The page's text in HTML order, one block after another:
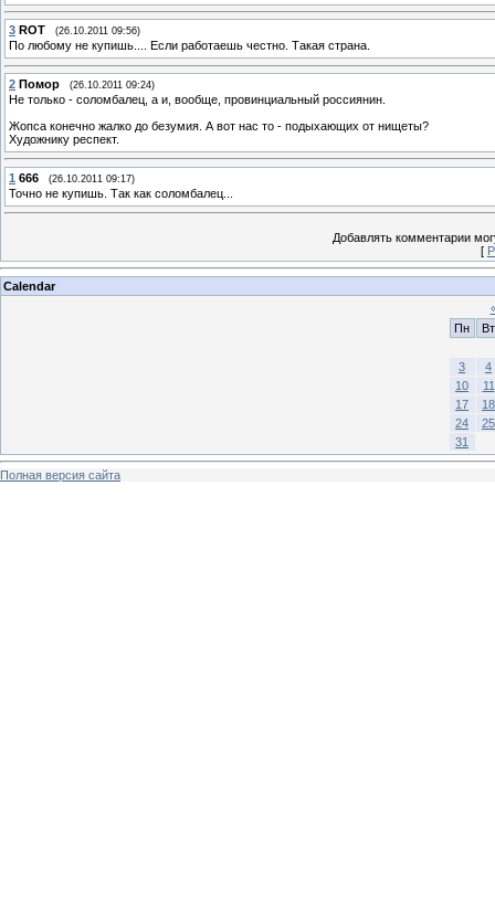
3 ROT (26.10.2011 09:56)
По любому не купишь.... Если работаешь честно. Такая страна.
2 Помор (26.10.2011 09:24)
Не только - соломбалец, а и, вообще, провинциальный россиянин.
Жопса конечно жалко до безумия. А вот нас то - подыхающих от нищеты?
Художнику респект.
1 666 (26.10.2011 09:17)
Точно не купишь. Так как соломбалец...
Добавлять комментарии
[
Calendar
Пн
Вт
3
4
10
11
17
18
24
25
31
Полная версия сайта